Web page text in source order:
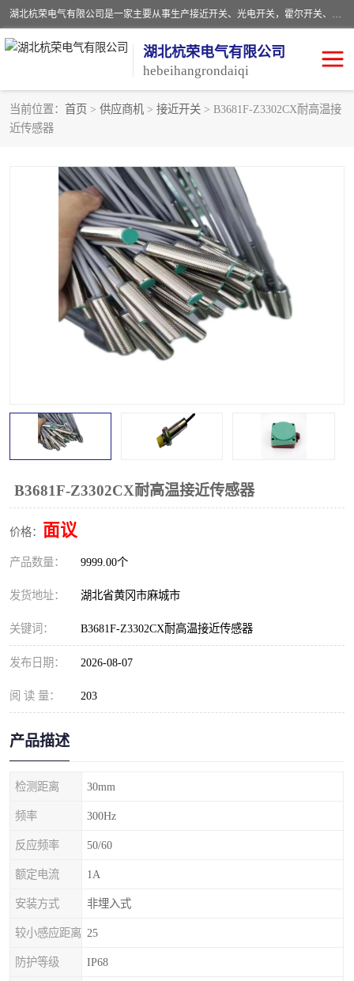
湖北杭荣电气有限公司是一家主要从事生产接近开关、光电开关，霍尔开关、两级跑偏开关、双向拉绳开关、速度监测器、皮带打滑开关、阻旋式料位开关、皮带纵向撕裂开关、溜槽堵塞开关、声光报警器、矿用磁性井筒开关等，主营行业：电气设备、仪器仪表制造, 高低压电器，成套电气设备，矿用防爆机电设备，皮带机综合保护系统，防爆电器，传感器，工矿配件，电器配件，自动化工业机器人的研发，制造，加工销售。
湖北杭荣电气有限公司
hebeihangrondaiqi
当前位置： 首页 > 供应商机 > 接近开关 > B3681F-Z3302CX耐高温接
近传感器
B3681F-Z3302CX耐高温接近传感器
价格： 面议
产品数量： 9999.00个
发货地址： 湖北省黄冈市麻城市
关键词： B3681F-Z3302CX耐高温接近传感器
发布日期： 2026-08-07
阅 读 量： 203
产品描述
检测距离 30mm
频率 300Hz
反应频率 50/60
额定电流 1A
安装方式 非埋入式
较小感应距离 25
防护等级 IP68
阻旋料位开关
音叉开关 浮球开关
声光报警器
滑线指示灯
接近开关 光电开关
拉绳开关
溜槽堵塞检测开关
限位开关 速度检测器
速度传感器
微电脑超速开关